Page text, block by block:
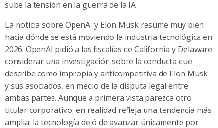
sube la tensión en la guerra de la IA
La noticia sobre OpenAI y Elon Musk resume muy bien
hacia dónde se está moviendo la industria tecnológica en
2026. OpenAI pidió a las fiscalías de California y Delaware
considerar una investigación sobre la conducta que
describe como impropia y anticompetitiva de Elon Musk
y sus asociados, en medio de la disputa legal entre
ambas partes. Aunque a primera vista parezca otro
titular corporativo, en realidad refleja una tendencia más
amplia: la tecnología dejó de avanzar únicamente por